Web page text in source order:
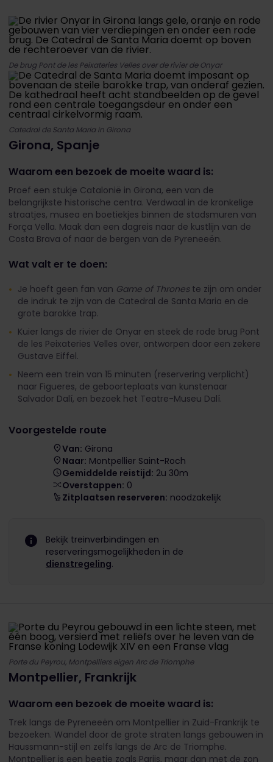
De brug Pont de les Peixateries Velles over de rivier de Onyar
Catedral de Santa Maria in Girona
Girona, Spanje
Waarom een bezoek de moeite waard is:
Proef een stukje Catalonië in Girona, een van de
belangrijkste historische centra. Verdwaal in de kronkelige
straatjes, musea en boetiekjes binnen de stadsmuren van
Força Vella. Maak dan een dagreis naar de kustlijn van de
Costa Brava of naar de bergen van de Pyreneeën.
Wat valt er te doen:
Je hoeft geen fan van Game of Throneste zijn om onder
de indruk te zijn van de Catedral de Santa Maria en de
grote barokke trap.
Kuier langs de rivier de Onyar en steek de rode brug Pont
de les Peixateries Velles over, ontworpen door een zekere
Gustave Eiffel.
Neem een trein van 15 minuten (reservering verplicht)
naar Figueres, de geboorteplaats van kunstenaar
Salvador Dalí, en bezoek het Teatre-Museu Dalí.
Voorgestelde route
Van: Girona
Naar: Montpellier Saint-Roch
Gemiddelde reistijd: 2u 30m
Overstappen: 0
Zitplaatsen reserveren: noodzakelijk
Bekijk treinverbindingen en
reserveringsmogelijkheden in de
dienstregeling.
Porte du Peyrou, Montpelliers eigen Arc de Triomphe
Montpellier, Frankrijk
Waarom een bezoek de moeite waard is:
Trek langs de Pyreneeën om Montpellier in Zuid-Frankrijk te
bezoeken. Wandel door de grote straten langs gebouwen in
Haussmann-stijl en zelfs langs de Arc de Triomphe.
Montpellier is een beetje zoals Parijs, maar dan met de zon